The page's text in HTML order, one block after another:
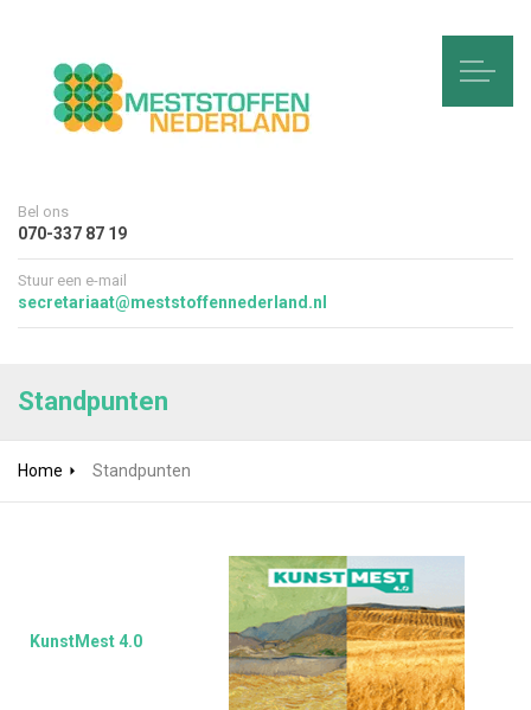
Bel ons
070-337 87 19
Stuur een e-mail
secretariaat@meststoffennederland.nl
Standpunten
Home Standpunten
KunstMest 4.0